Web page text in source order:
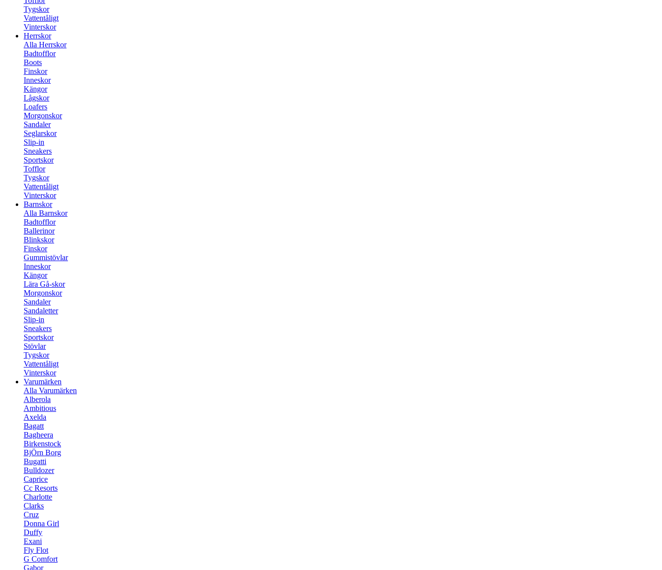
Tygskor
Vattentåligt
Vinterskor
Herrskor
Alla Herrskor
Badtofflor
Boots
Finskor
Inneskor
Kängor
Lågskor
Loafers
Morgonskor
Sandaler
Seglarskor
Slip-in
Sneakers
Sportskor
Tofflor
Tygskor
Vattentåligt
Vinterskor
Barnskor
Alla Barnskor
Badtofflor
Ballerinor
Blinkskor
Finskor
Gummistövlar
Inneskor
Kängor
Lära Gå-skor
Morgonskor
Sandaler
Sandaletter
Slip-in
Sneakers
Sportskor
Stövlar
Tygskor
Vattentåligt
Vinterskor
Varumärken
Alla Varumärken
Alberola
Ambitious
Axelda
Bagatt
Bagheera
Birkenstock
BjÖrn Borg
Bugatti
Bulldozer
Caprice
Cc Resorts
Charlotte
Clarks
Cruz
Donna Girl
Duffy
Exani
Fly Flot
G Comfort
Gabor